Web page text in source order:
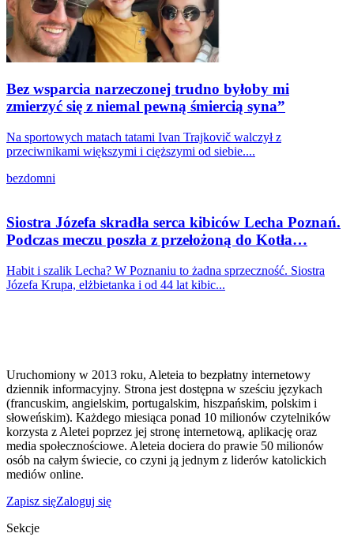
Bez wsparcia narzeczonej trudno byłoby mi
zmierzyć się z niemal pewną śmiercią syna”
Na sportowych matach tatami Ivan Trajkovič walczył z
przeciwnikami większymi i cięższymi od siebie....
bezdomni
Siostra Józefa skradła serca kibiców Lecha Poznań.
Podczas meczu poszła z przełożoną do Kotła…
Habit i szalik Lecha? W Poznaniu to żadna sprzeczność. Siostra
Józefa Krupa, elżbietanka i od 44 lat kibic...
Uruchomiony w 2013 roku, Aleteia to bezpłatny internetowy
dziennik informacyjny. Strona jest dostępna w sześciu językach
(francuskim, angielskim, portugalskim, hiszpańskim, polskim i
słoweńskim). Każdego miesiąca ponad 10 milionów czytelników
korzysta z Aletei poprzez jej stronę internetową, aplikację oraz
media społecznościowe. Aleteia dociera do prawie 50 milionów
osób na całym świecie, co czyni ją jednym z liderów katolickich
mediów online.
Zapisz sięZaloguj się
Sekcje